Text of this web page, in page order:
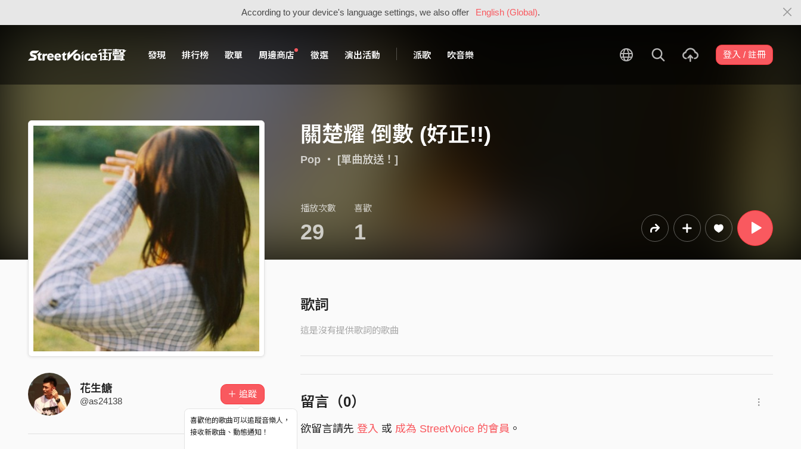
According to your device's language settings, we also offer English (Global).
發現 排行榜 歌單 周邊商店 徵選 演出活動 派歌 吹音樂 登入 / 註冊
關楚耀 倒數 (好正!!)
Pop・ [單曲放送！]
播放次數
29
喜歡
1
花生餹
@as24138
＋ 追蹤
喜歡他的歌曲可以追蹤音樂人，
接收新歌曲、動態通知！
歌詞
這是沒有提供歌詞的歌曲
留言（0）
欲留言請先 登入 或 成為 StreetVoice 的會員 。